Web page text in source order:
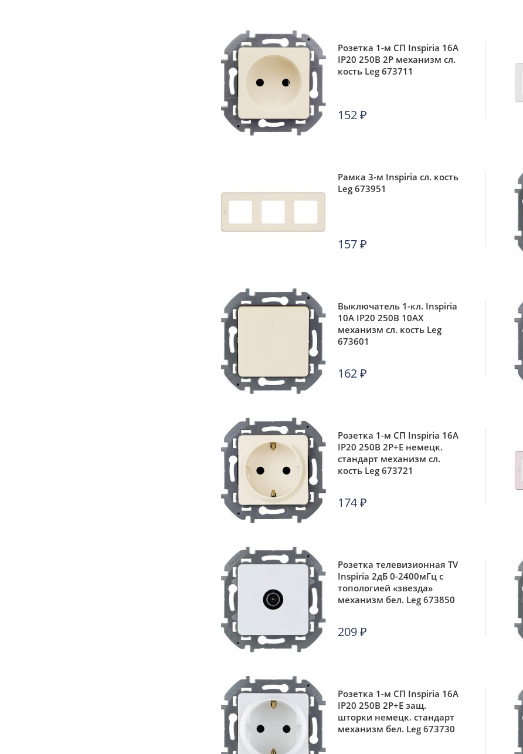
Розетка 1-м СП Inspiria 16А
IP20 250В 2P механизм сл.
кость Leg 673711
152₽
Рамка 3-м Inspiria сл. кость
Leg 673951
157₽
Выключатель 1-кл. Inspiria
10А IP20 250В 10AX
механизм сл. кость Leg
673601
162₽
Розетка 1-м СП Inspiria 16А
IP20 250В 2P+E немецк.
стандарт механизм сл.
кость Leg 673721
174₽
Розетка телевизионная TV
Inspiria 2дБ 0-2400мГц с
топологией «звезда»
механизм бел. Leg 673850
209₽
Розетка 1-м СП Inspiria 16А
IP20 250В 2P+E защ.
шторки немецк. стандарт
механизм бел. Leg 673730